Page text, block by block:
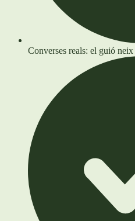
Converses reals: el guió neix